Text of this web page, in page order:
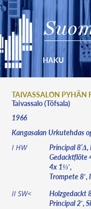
HAKU
TAIVASSALON PYHÄN
Taivassalo (Töfsala)
1966
Kangasalan Urkutehdas
I HW
Principal 8’Δ,
Gedacktflöte
4x 1⅓′,
Trompete 8′,
II SW<
Holzgedackt
Principal 2′,